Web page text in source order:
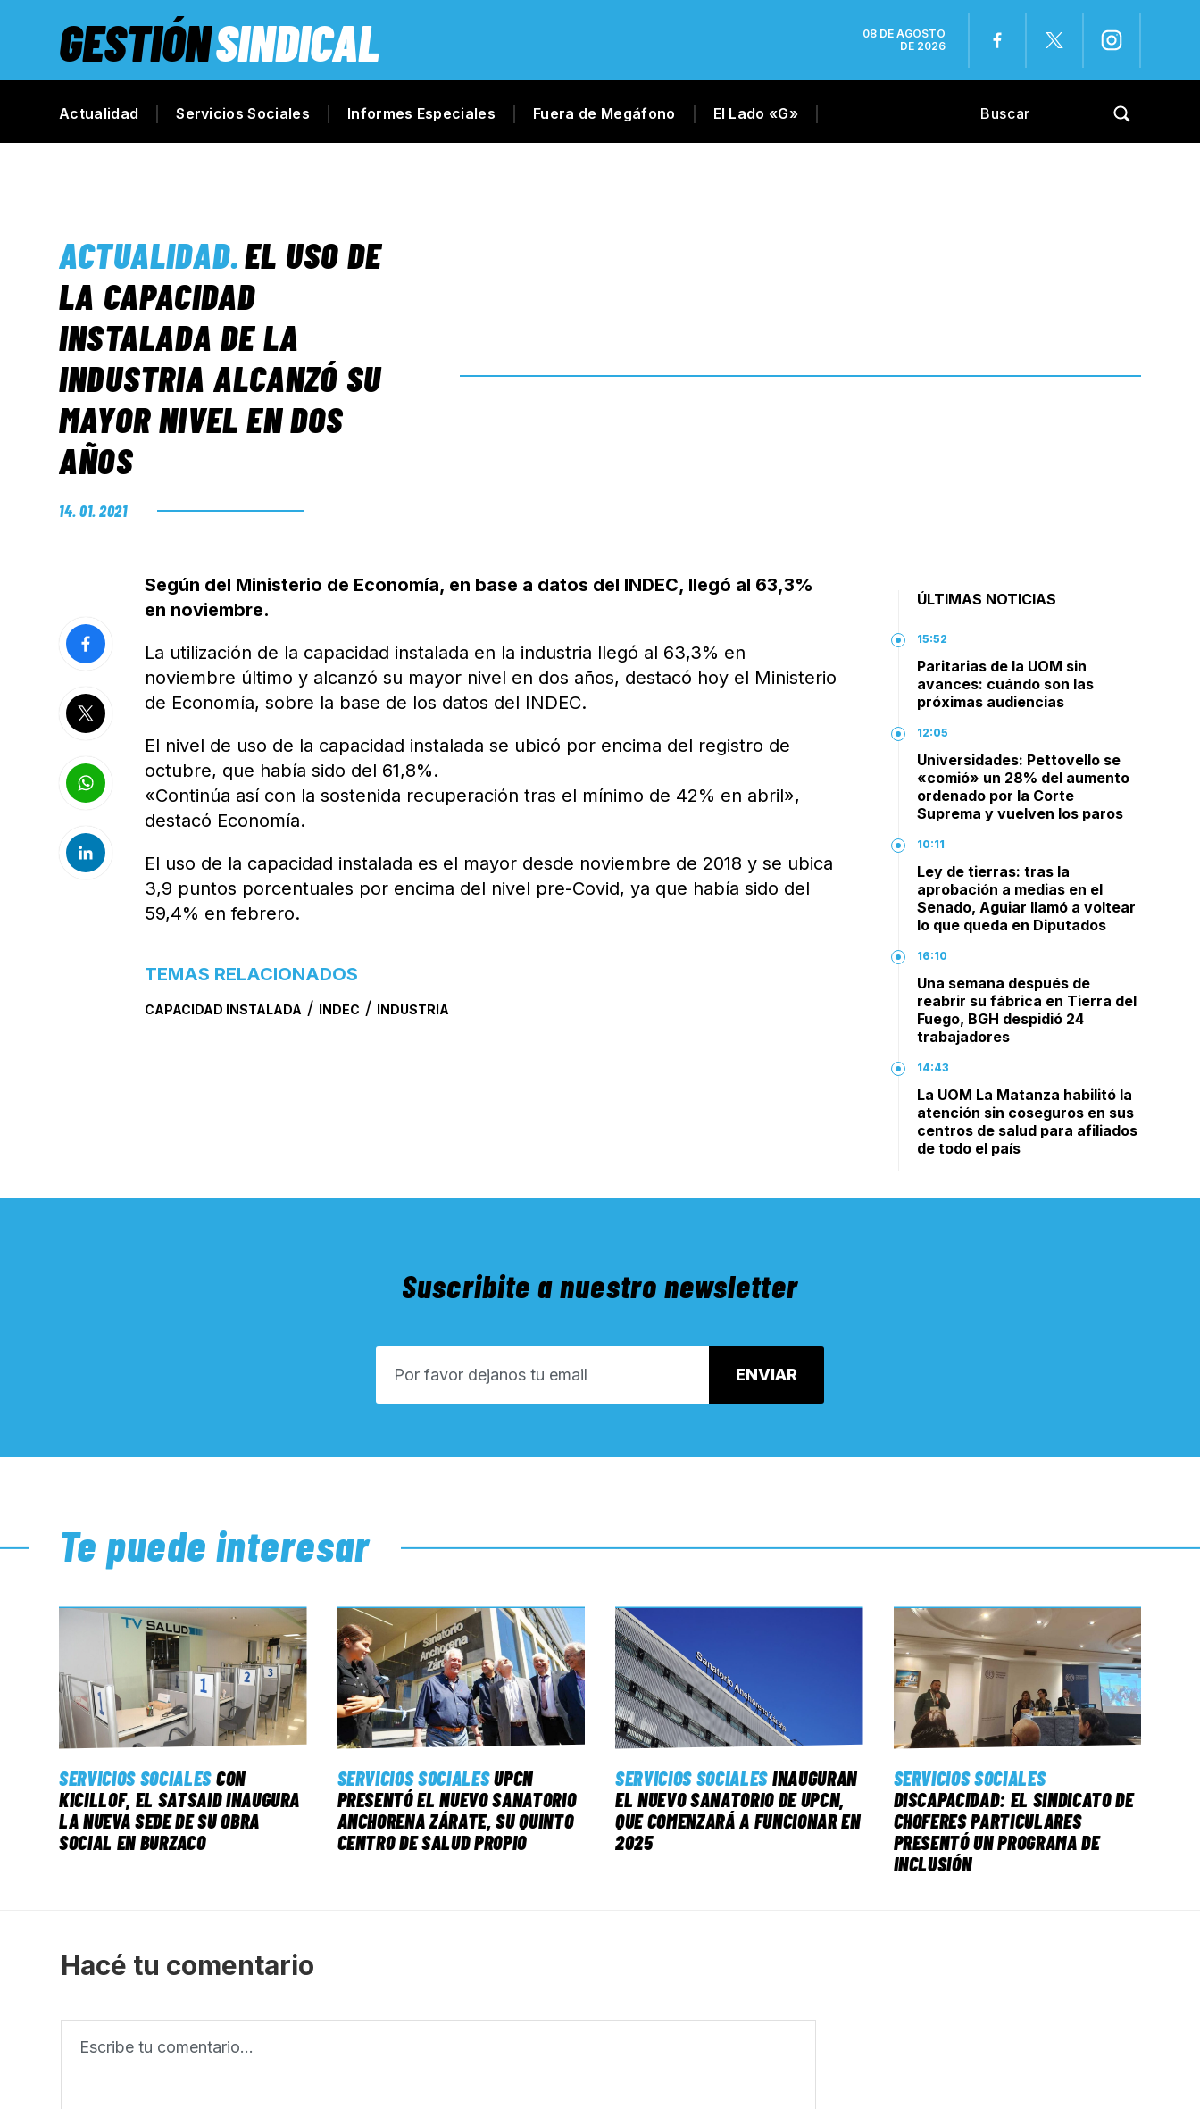
GESTIÓNSINDICAL
08 DE AGOSTO
DE 2026
Actualidad Servicios Sociales Informes Especiales Fuera de Megáfono El Lado «G»
ACTUALIDAD.EL USO DE
LA CAPACIDAD
INSTALADA DE LA
INDUSTRIA ALCANZÓ SU
MAYOR NIVEL EN DOS
AÑOS
14. 01. 2021
Según del Ministerio de Economía, en base a datos del INDEC, llegó al 63,3%
en noviembre.
La utilización de la capacidad instalada en la industria llegó al 63,3% en
noviembre último y alcanzó su mayor nivel en dos años, destacó hoy el Ministerio
de Economía, sobre la base de los datos del INDEC.
El nivel de uso de la capacidad instalada se ubicó por encima del registro de
octubre, que había sido del 61,8%.
«Continúa así con la sostenida recuperación tras el mínimo de 42% en abril»,
destacó Economía.
El uso de la capacidad instalada es el mayor desde noviembre de 2018 y se ubica
3,9 puntos porcentuales por encima del nivel pre-Covid, ya que había sido del
59,4% en febrero.
TEMAS RELACIONADOS
CAPACIDAD INSTALADA / INDEC / INDUSTRIA
ÚLTIMAS NOTICIAS
15:52
Paritarias de la UOM sin
avances: cuándo son las
próximas audiencias
12:05
Universidades: Pettovello se
«comió» un 28% del aumento
ordenado por la Corte
Suprema y vuelven los paros
10:11
Ley de tierras: tras la
aprobación a medias en el
Senado, Aguiar llamó a voltear
lo que queda en Diputados
16:10
Una semana después de
reabrir su fábrica en Tierra del
Fuego, BGH despidió 24
trabajadores
14:43
La UOM La Matanza habilitó la
atención sin coseguros en sus
centros de salud para afiliados
de todo el país
Suscribite a nuestro newsletter
Te puede interesar
SERVICIOS SOCIALESCON
KICILLOF, EL SATSAID INAUGURA
LA NUEVA SEDE DE SU OBRA
SOCIAL EN BURZACO
SERVICIOS SOCIALESUPCN
PRESENTÓ EL NUEVO SANATORIO
ANCHORENA ZÁRATE, SU QUINTO
CENTRO DE SALUD PROPIO
SERVICIOS SOCIALESINAUGURAN
EL NUEVO SANATORIO DE UPCN,
QUE COMENZARÁ A FUNCIONAR EN
2025
SERVICIOS SOCIALES
DISCAPACIDAD: EL SINDICATO DE
CHOFERES PARTICULARES
PRESENTÓ UN PROGRAMA DE
INCLUSIÓN
Hacé tu comentario